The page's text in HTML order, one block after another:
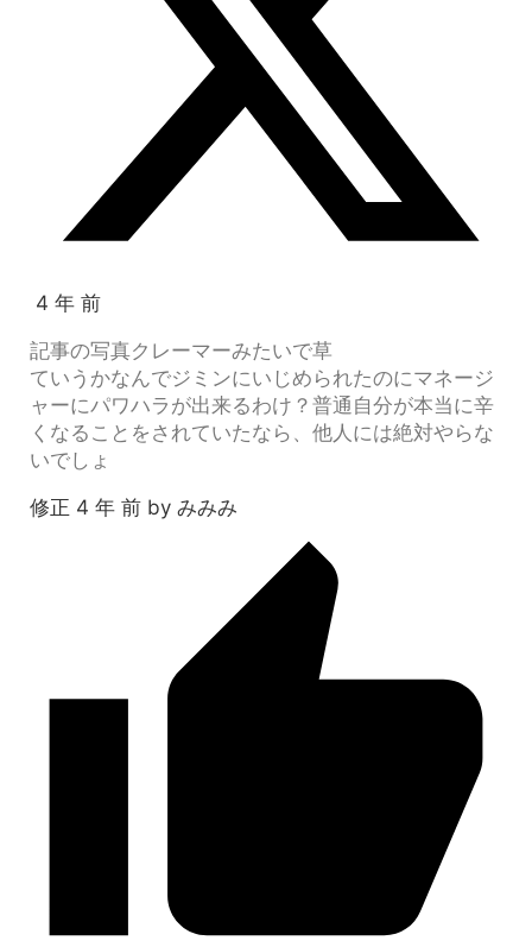
4 年 前
記事の写真クレーマーみたいで草
ていうかなんでジミンにいじめられたのにマネージ
ャーにパワハラが出来るわけ？普通自分が本当に辛
くなることをされていたなら、他人には絶対やらな
いでしょ
修正 4 年 前 by みみみ